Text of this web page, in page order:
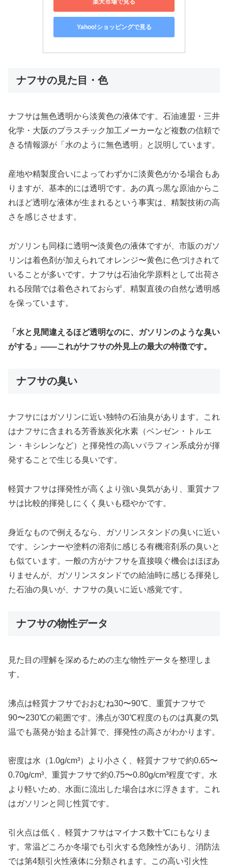
Yahoo!ショッピングで見る
ナフサの見た目・色
ナフサは無色透明から淡黄色の液体です。石油連盟・三井
化学・大阪のプラスチック加工メーカーなど複数の信頼で
きる情報源が「水のように無色透明」と説明しています。
産地や精製度合いによってわずかに淡黄色がかる場合もあ
りますが、基本的には透明です。あの真っ黒な原油からこ
れほど透明な液体が生まれるという事実は、精製技術の高
さを感じさせます。
ガソリンも同様に透明〜淡黄色の液体ですが、市販のガソ
リンは着色剤が加えられてオレンジ〜黄色に色づけされて
いることが多いです。ナフサは石油化学原料として出荷さ
れる段階では着色されておらず、精製直後の自然な透明感
を保っています。
「水と見間違えるほど透明なのに、ガソリンのような臭い
がする」——これがナフサの外見上の最大の特徴です。
ナフサの臭い
ナフサにはガソリンに近い独特の石油臭があります。これ
はナフサに含まれる芳香族炭化水素（ベンゼン・トルエ
ン・キシレンなど）と揮発性の高いパラフィン系成分が揮
発することで生じる臭いです。
軽質ナフサは揮発性が高くより強い臭気があり、重質ナフ
サは比較的揮発しにくく臭いも穏やかです。
身近なもので例えるなら、ガソリンスタンドの臭いに近い
です。シンナーや塗料の溶剤に感じる有機溶剤系の臭いと
も似ています。一般の方がナフサを直接嗅ぐ機会はほぼあ
りませんが、ガソリンスタンドでの給油時に感じる揮発し
た石油の臭いが、ナフサの臭いに近い感覚です。
ナフサの物性データ
見た目の理解を深めるための主な物性データを整理しま
す。
沸点は軽質ナフサでおおむね30〜90℃、重質ナフサで
90〜230℃の範囲です。沸点が30℃程度のものは真夏の気
温でも蒸発が始まる計算で、揮発性の高さがわかります。
密度は水（1.0g/cm³）より小さく、軽質ナフサで約0.65〜
0.70g/cm³、重質ナフサで約0.75〜0.80g/cm³程度です。水
より軽いため、水面に流出した場合は水に浮きます。これ
はガソリンと同じ性質です。
引火点は低く、軽質ナフサはマイナス数十℃にもなりま
す。常温どころか冬場でも引火する危険性があり、消防法
では第4類引火性液体に分類されます。この高い引火性